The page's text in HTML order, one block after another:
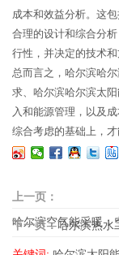
成本和效益分析。这
合理的设计和综合分
行性，并决定的技术和
总而言之，哈尔滨哈
求、哈尔滨哈尔滨太
入和能源管理，以及
综合考虑的基础上，
上一页：
哈尔滨空气能采暖：
下一页：哈尔滨热水